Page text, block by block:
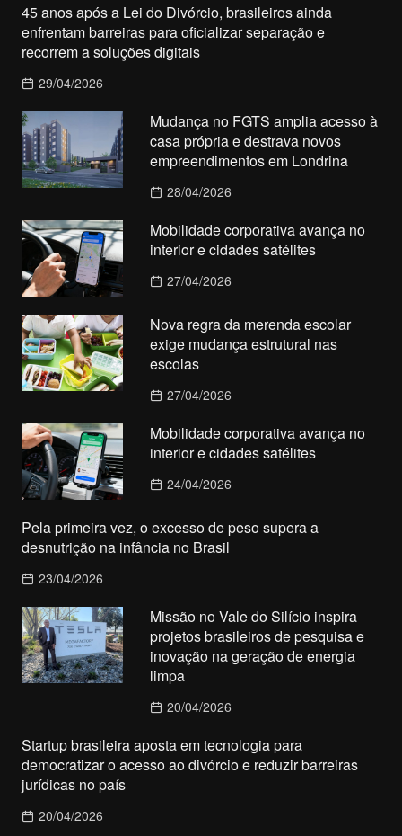
45 anos após a Lei do Divórcio, brasileiros ainda
enfrentam barreiras para oficializar separação e
recorrem a soluções digitais
29/04/2026
Mudança no FGTS amplia acesso à
casa própria e destrava novos
empreendimentos em Londrina
28/04/2026
Mobilidade corporativa avança no
interior e cidades satélites
27/04/2026
Nova regra da merenda escolar
exige mudança estrutural nas
escolas
27/04/2026
Mobilidade corporativa avança no
interior e cidades satélites
24/04/2026
Pela primeira vez, o excesso de peso supera a
desnutrição na infância no Brasil
23/04/2026
Missão no Vale do Silício inspira
projetos brasileiros de pesquisa e
inovação na geração de energia
limpa
20/04/2026
Startup brasileira aposta em tecnologia para
democratizar o acesso ao divórcio e reduzir barreiras
jurídicas no país
20/04/2026